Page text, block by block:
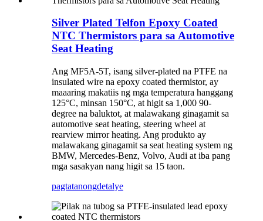
Silver Plated Telfon Epoxy Coated
NTC Thermistors para sa Automotive
Seat Heating
Ang MF5A-5T, isang silver-plated na PTFE na
insulated wire na epoxy coated thermistor, ay
maaaring makatiis ng mga temperatura hanggang
125°C, minsan 150°C, at higit sa 1,000 90-
degree na baluktot, at malawakang ginagamit sa
automotive seat heating, steering wheel at
rearview mirror heating. Ang produkto ay
malawakang ginagamit sa seat heating system ng
BMW, Mercedes-Benz, Volvo, Audi at iba pang
mga sasakyan nang higit sa 15 taon.
pagtatanongdetalye